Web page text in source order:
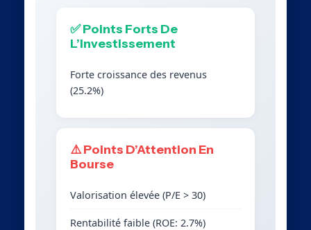
✅ Points Forts De
L’Investissement
Forte croissance des revenus
(25.2%)
⚠️ Points D’Attention En
Bourse
Valorisation élevée (P/E > 30)
Rentabilité faible (ROE: 2.7%)